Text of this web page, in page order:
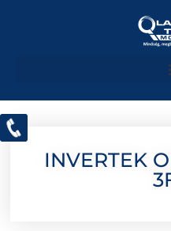
INVERTEK